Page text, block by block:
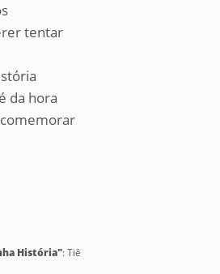
tentar
da hora
História": Tiê